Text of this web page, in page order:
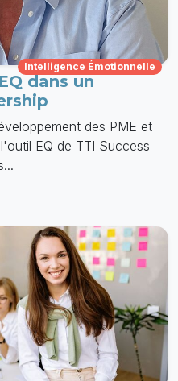
Intelligence Émotionnelle
dans un
des PME et
EQ de TTI Success